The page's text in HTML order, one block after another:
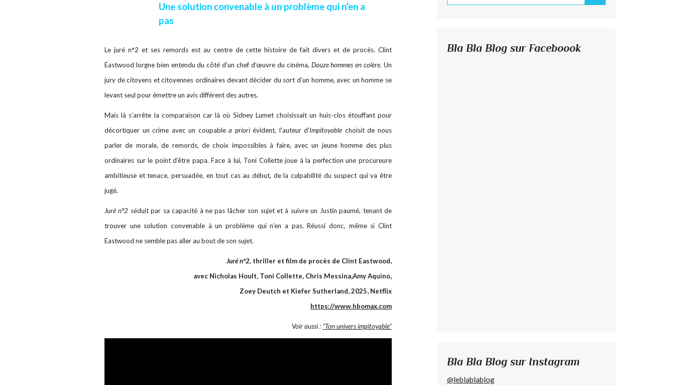
Une solution convenable à un problème qui n’en a
pas
Le juré n°2 et ses remords est au centre de cette histoire de fait divers et de procès. Clint
Eastwood lorgne bien entendu du côté d’un chef d’œuvre du cinéma, Douze hommes en colère. Un
jury de citoyens et citoyennes ordinaires devant décider du sort d’un homme, avec un homme se
levant seul pour émettre un avis différent des autres.
Mais là s’arrête la comparaison car là où Sidney Lumet choisissait un huis-clos étouffant pour
décortiquer un crime avec un coupablea prioriévident, l'auteur d'Impitoyable choisit de nous
parler de morale, de remords, de choix impossibles à faire, avec un jeune homme des plus
ordinaires sur le point d’être papa.Face à lui, Toni Collette joue à la perfection une procureure
ambitieuse et tenace, persuadée, en tout cas au début, de la culpabilité du suspect qui va être
jugé.
Juré n°2 séduit par sa capacité à ne pas lâcher son sujet et à suivre un Justin paumé, tenant de
trouver une solution convenable à un problème qui n’en a pas. Réussi donc, même si Clint
Eastwood ne semble pas aller au bout de son sujet.
Juré n°2, thriller et film de procès de Clint Eastwood,
avec Nicholas Hoult, Toni Collette, Chris Messina,Amy Aquino,
Zoey Deutch et Kiefer Sutherland, 2025, Netflix
https://www.hbomax.com
Voir aussi : "Ton univers impitoyable"
Bla Bla Blog sur Faceboook
Bla Bla Blog sur Instagram
@leblablablog